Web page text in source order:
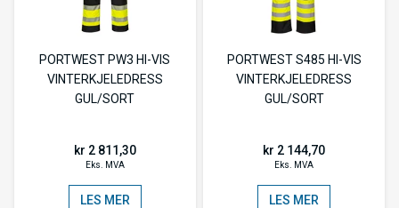
PORTWEST PW3 HI-VIS
VINTERKJELEDRESS
GUL/SORT
kr 2 811,30
Eks. MVA
LES MER
PORTWEST S485 HI-VIS
VINTERKJELEDRESS
GUL/SORT
kr 2 144,70
Eks. MVA
LES MER